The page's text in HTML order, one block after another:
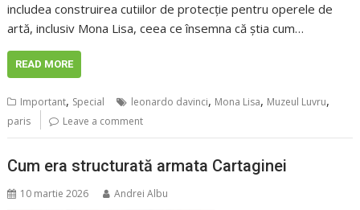
includea construirea cutiilor de protecție pentru operele de
artă, inclusiv Mona Lisa, ceea ce însemna că știa cum…
READ MORE
Important, Special leonardo davinci, Mona Lisa, Muzeul Luvru,
paris Leave a comment
Cum era structurată armata Cartaginei
10 martie 2026 Andrei Albu